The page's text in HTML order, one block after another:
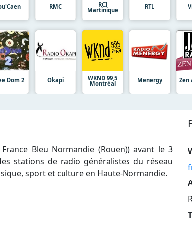
RMC RCI
Martinique RTL
Dom 2 Okapi WKND 99,5
Montréal Menergy Zen
Bleu Normandie (Rouen)) avant le 3
stations de radio généralistes du réseau
sport et culture en Haute-Normandie.